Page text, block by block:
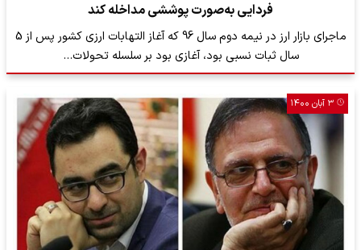
فردایی به‌صورت پوششی مداخله کند
ماجرای بازار ارز در نیمه دوم سال 96 که آغاز التهابات ارزی کشور پس از 5
سال ثبات نسبی بود، آغازی بود بر سلسله تحولات…
۳ آبان ۱۴۰۰